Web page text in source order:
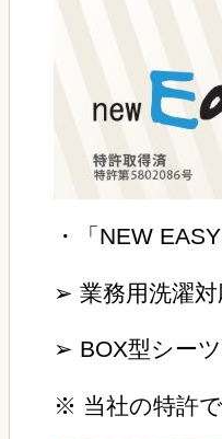
・「NEW
➢ 業務用洗濯
➢ BOX型シー
※ 当社の特許